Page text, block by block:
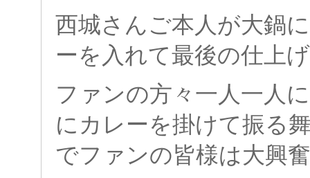
西城さんご本人が大鍋
ーを入れて最後の仕上
ファンの方々一人一 人
にカレーを掛けて振る
でファンの皆様は大興